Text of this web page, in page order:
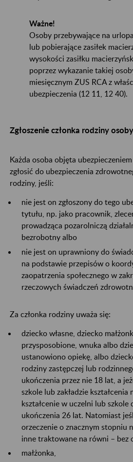
Ważne!
Osoby przebywające na
lub pobierające zasiłek
wysokości zasiłku
poprzez wykazanie takiej
miesięcznym ZUS RCA z
ubezpieczenia (12 11, 12 40).
Zgłoszenie członka rodziny
Każda osoba objęta
zgłosić do ubezpieczenia
rodziny, jeśli:
nie jest on zgłoszony do tego
tytułu, np. jako pracownik,
prowadząca pozarolniczą
bezrobotny albo
nie jest on uprawniony do
na podstawie przepisów o
zaopatrzenia społecznego w
rzeczowych świadczeń
Za członka rodziny uważa się:
dziecko własne, dziecko
przysposobione, wnuka albo
ustanowiono opiekę, albo
rodziny zastępczej lub
ukończenia przez nie 18 lat, a
szkole lub zakładzie
kształcenie w uczelni lub
ukończenia 26 lat. Natomiast
orzeczenie o znacznym stopniu
inne traktowane na równi – bez
małżonka,